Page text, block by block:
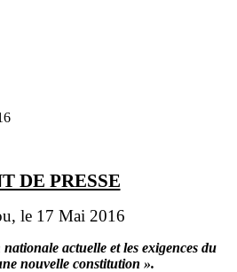
DE PRESSE
le 17 Mai 2016
actuelle et les exigences du
nouvelle constitution ».